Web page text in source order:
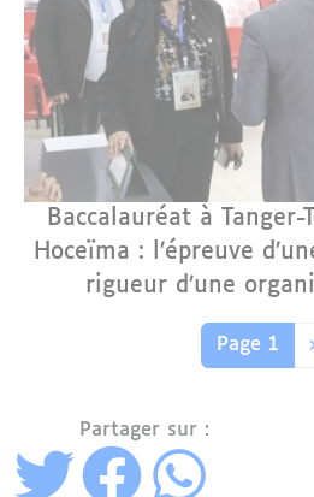
Baccalauréat à Tanger-
Hoceïma : l’épreuve
rigueur d’une
Page 1
Partager sur :